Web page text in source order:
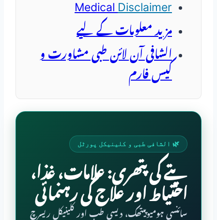
Medical Disclaimer
مزید معلومات کے لیے
الشافی آن لائن طبی مشاورت و
کیس فارم
🌿 الشافی طبی و کلینیکل پورٹل
پتے کی پتھری: علامات، غذا،
احتیاط اور علاج کی رہنمائی
سائنسی ہومیوپیتھک، دیسی طب اور کلینیکل ریسرچ